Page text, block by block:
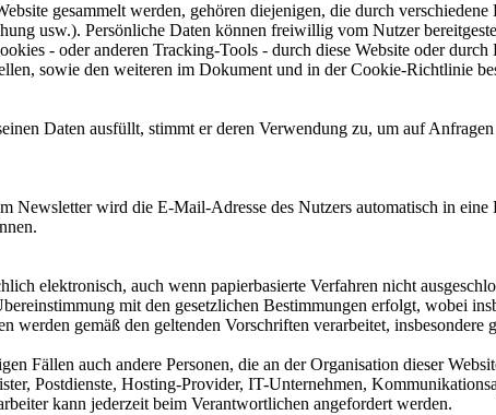
gesammelt werden, gehören diejenigen, die durch
usw.). Persönliche Daten können freiwillig vom Nutzer
- oder anderen Tracking-Tools - durch diese Website oder
sowie den weiteren im Dokument und in der Cookie-Richtlinie
Daten ausfüllt, stimmt er deren Verwendung zu, um auf
Newsletter wird die E-Mail-Adresse des Nutzers automatisch in
elektronisch, auch wenn papierbasierte Verfahren nicht
mit den gesetzlichen Bestimmungen erfolgt, wobei
werden gemäß den geltenden Vorschriften verarbeitet,
Fällen auch andere Personen, die an der Organisation dieser
Postdienste, Hosting-Provider, IT-Unternehmen,
kann jederzeit beim Verantwortlichen angefordert werden.